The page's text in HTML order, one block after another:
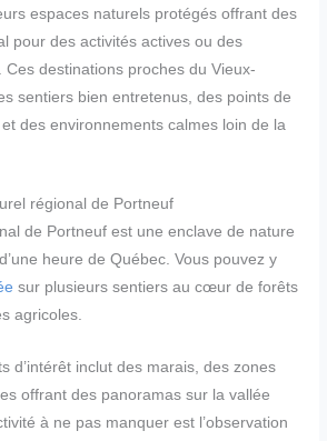
espaces naturels protégés offrant des
pour des activités actives ou des
Ces destinations proches du Vieux-
sentiers bien entretenus, des points de
des environnements calmes loin de la
régional de Portneuf
de Portneuf est une enclave de nature
heure de Québec. Vous pouvez y
sur plusieurs sentiers au cœur de forêts
agricoles.
d’intérêt inclut des marais, des zones
offrant des panoramas sur la vallée
à ne pas manquer est l’observation